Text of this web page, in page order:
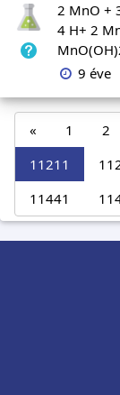
2 MnO +
4 H+ 2
9 éve
« 1 2
11211
11441